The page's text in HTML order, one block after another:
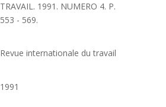
TRAVAIL. 1991. NUMERO 4. P.
553 - 569.
Revue internationale du travail
1991